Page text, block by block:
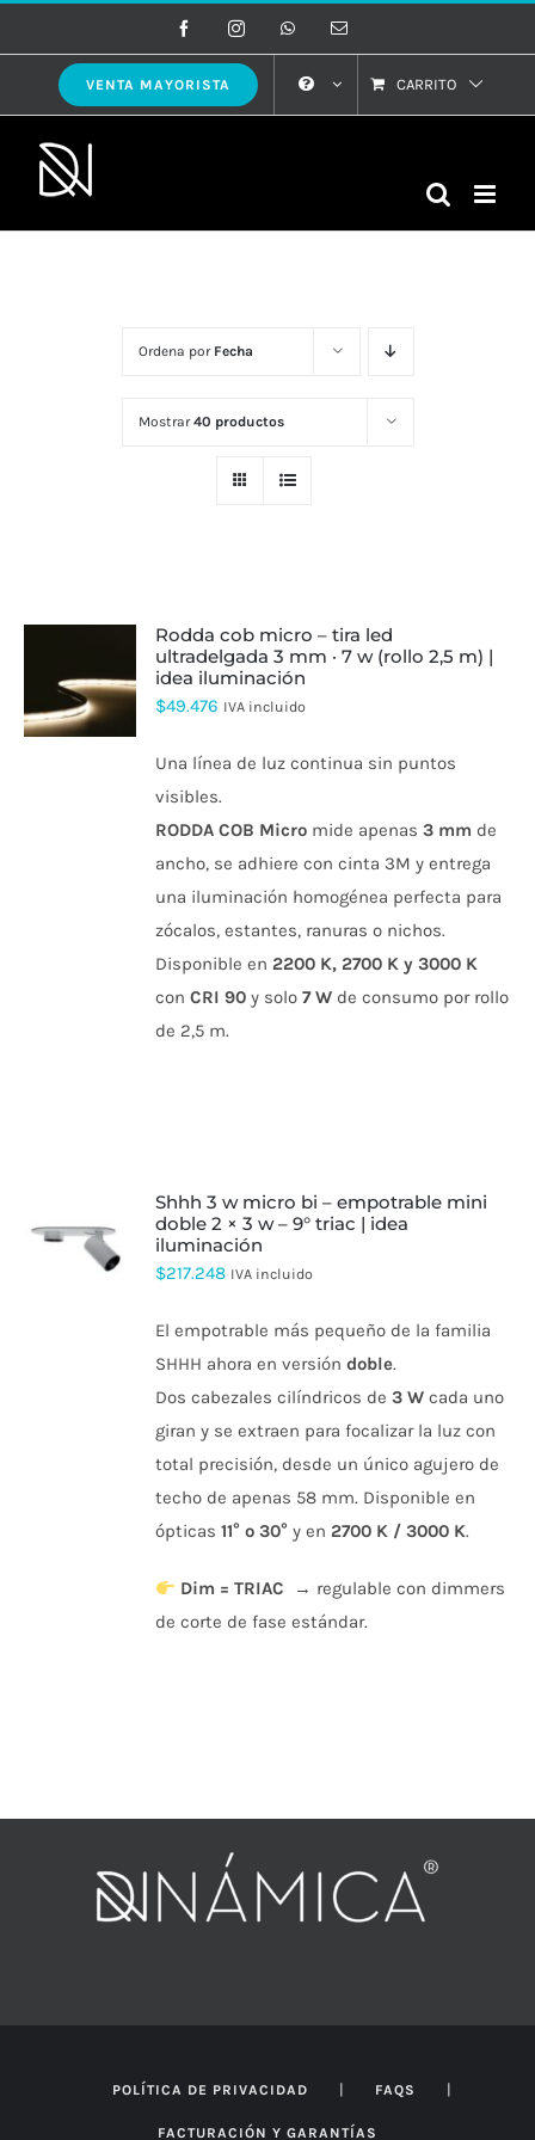
al
contenido
FacebookInstagramWhatsAppCorreo
VENTA MAYORISTA CARRITO
Ordena por Fecha
Mostrar40 productos
ESTE
PRODUCTO
TIENE
VARIANTES.
rodda cob micro – tira led
ultradelgada 3 mm · 7 w (rollo 2,5 m) |
idea iluminación
$49.476 IVA incluido
Una línea de luz continua sin puntos
visibles.
RODDA COB Micro mide apenas3 mm de
ancho, se adhiere con cinta 3M y entrega
una iluminación homogénea perfecta para
zócalos, estantes, ranuras o nichos.
Disponible en 2200 K, 2700 K y 3000 K
conCRI 90 y solo7 W de consumo por rollo
de 2,5 m.
ESTE
PRODUCTO
VARIANTES.
shhh 3 w micro bi – empotrable mini
doble 2 × 3 w – 9° triac | idea
iluminación
$217.248 IVA incluido
El empotrable más pequeño de la familia
SHHH ahora en versióndoble.
Dos cabezales cilíndricos de3 W cada uno
giran y se extraen para focalizar la luz con
total precisión, desde un único agujero de
techo de apenas 58 mm. Disponible en
ópticas11° o 30° y en 2700 K / 3000 K.
Dim = TRIAC → regulable con dimmers
de corte de fase estándar.
POLÍTICA DE PRIVACIDAD | FAQS |
FACTURACIÓN Y GARANTÍAS